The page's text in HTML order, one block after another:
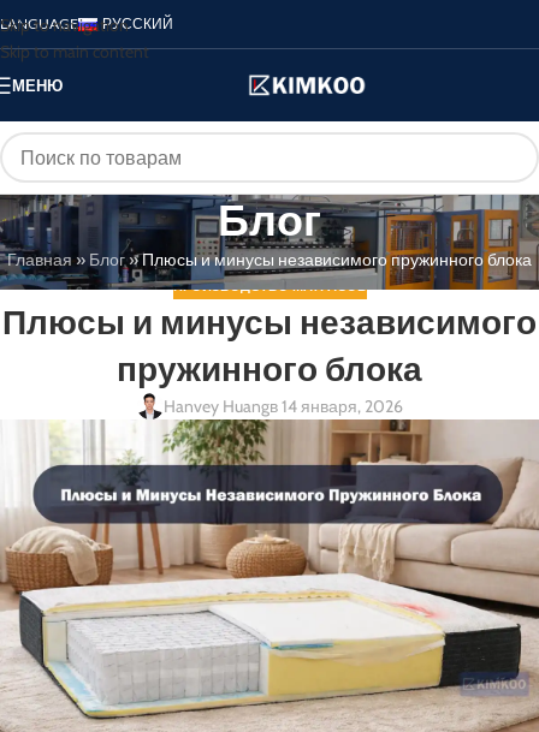
Skip to navigation
Skip to main content
LANGUAGE РУССКИЙ
МЕНЮ
Блог
Главная» Блог»Плюсы и минусы независимого пружинного блока
ПРОИЗВОДСТВО МАТРАСОВ
Плюсы и минусы независимого
пружинного блока
Hanvey Huangв 14 января, 2026